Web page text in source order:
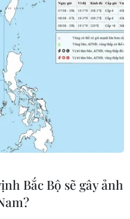
Bắc Bộ sẽ gây ảnh